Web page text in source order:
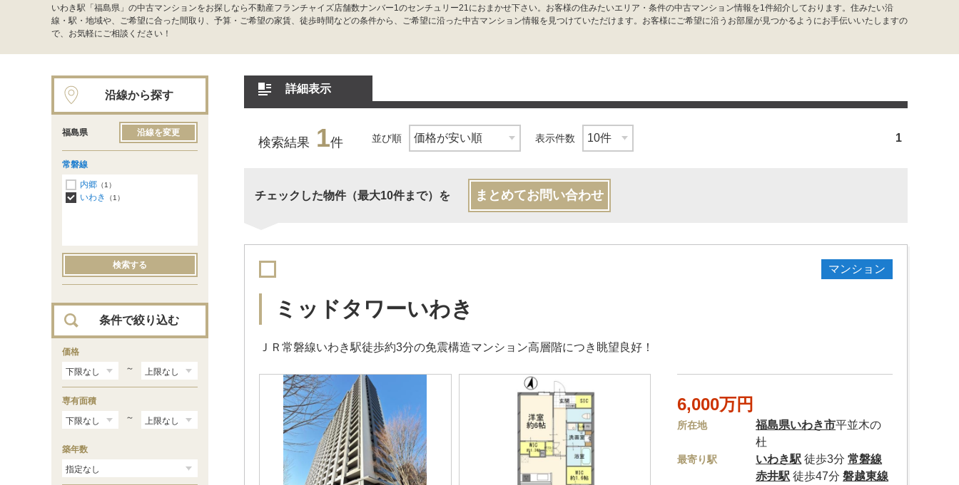
いわき駅「福島県」の中古マンションをお探しなら不動産フランチャイズ店舗数ナンバー1のセンチュリー21におまかせ下さい。お客様の住みたいエリア・条件の中古マンション情報を1件紹介しております。住みたい沿
線・駅・地域や、ご希望に合った間取り、予算・ご希望の家賃、徒歩時間などの条件から、ご希望に沿った中古マンション情報を見つけていただけます。お客様にご希望に沿うお部屋が見つかるようにお手伝いいたしますの
で、お気軽にご相談ください！
詳細表示
検索結果 1件 並び順 表示件数 1
チェックした物件（最大10件まで）を まとめてお問い合わせ
マンション
ミッドタワーいわき
ＪＲ常磐線いわき駅徒歩約3分の免震構造マンション高層階につき眺望良好！
6,000万円
所在地 福島県いわき市平並木の
杜
最寄り駅 いわき駅 徒歩3分常磐線
赤井駅 徒歩47分磐越東線
沿線から探す
福島県 沿線を変更
常磐線
内郷 （1）
いわき （1）
検索する
条件で絞り込む
価格
～
専有面積
～
築年数